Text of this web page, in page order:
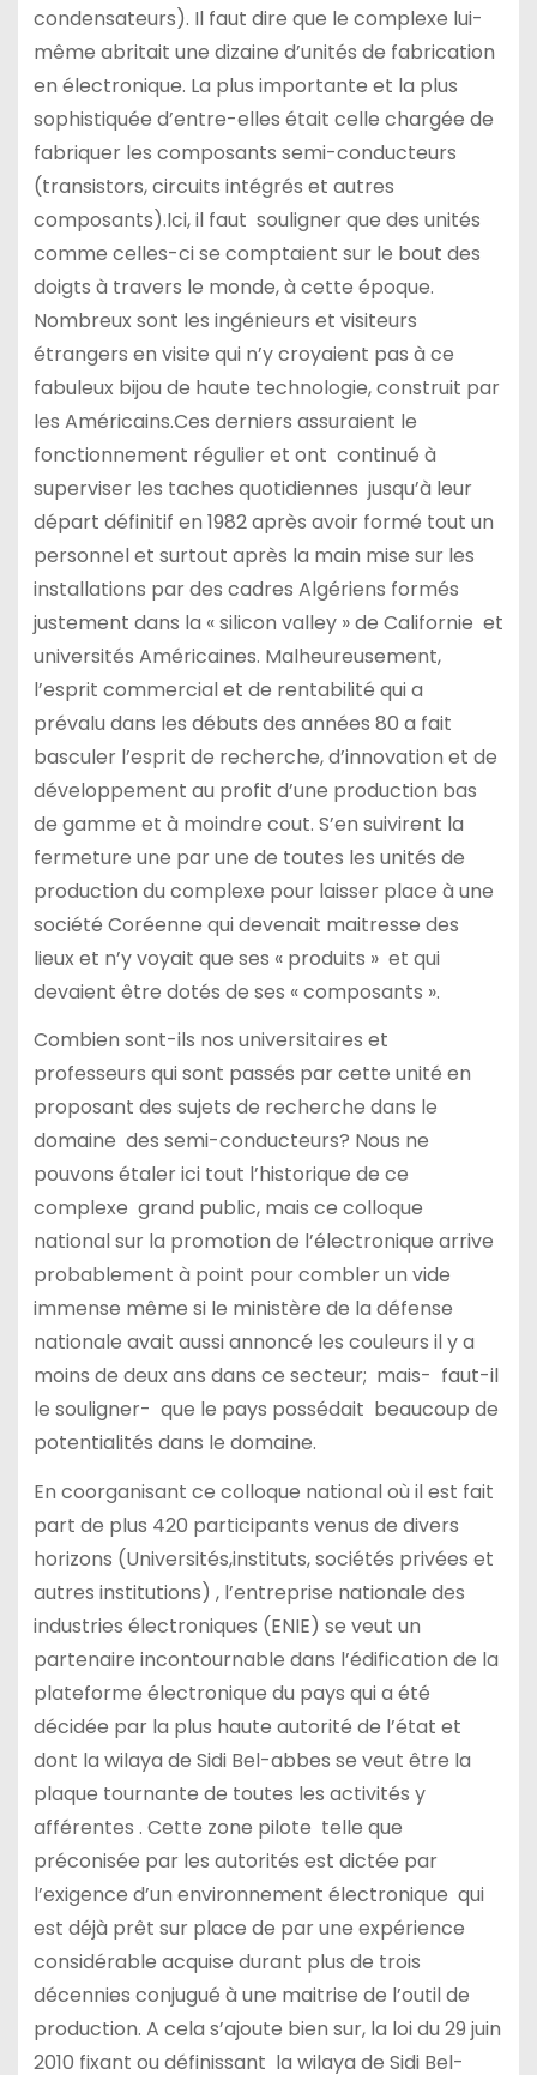
condensateurs). Il faut dire que le complexe lui-
même abritait une dizaine d’unités de fabrication
en électronique. La plus importante et la plus
sophistiquée d’entre-elles était celle chargée de
fabriquer les composants semi-conducteurs
(transistors, circuits intégrés et autres
composants).Ici, il faut souligner que des unités
comme celles-ci se comptaient sur le bout des
doigts à travers le monde, à cette époque.
Nombreux sont les ingénieurs et visiteurs
étrangers en visite qui n’y croyaient pas à ce
fabuleux bijou de haute technologie, construit par
les Américains.Ces derniers assuraient le
fonctionnement régulier et ont continué à
superviser les taches quotidiennes jusqu’à leur
départ définitif en 1982 après avoir formé tout un
personnel et surtout après la main mise sur les
installations par des cadres Algériens formés
justement dans la « silicon valley » de Californie et
universités Américaines. Malheureusement,
l’esprit commercial et de rentabilité qui a
prévalu dans les débuts des années 80 a fait
basculer l’esprit de recherche, d’innovation et de
développement au profit d’une production bas
de gamme et à moindre cout. S’en suivirent la
fermeture une par une de toutes les unités de
production du complexe pour laisser place à une
société Coréenne qui devenait maitresse des
lieux et n’y voyait que ses « produits » et qui
devaient être dotés de ses « composants ».
Combien sont-ils nos universitaires et
professeurs qui sont passés par cette unité en
proposant des sujets de recherche dans le
domaine des semi-conducteurs? Nous ne
pouvons étaler ici tout l’historique de ce
complexe grand public, mais ce colloque
national sur la promotion de l’électronique arrive
probablement à point pour combler un vide
immense même si le ministère de la défense
nationale avait aussi annoncé les couleurs il y a
moins de deux ans dans ce secteur; mais- faut-il
le souligner- que le pays possédait beaucoup de
potentialités dans le domaine.
En coorganisant ce colloque national où il est fait
part de plus 420 participants venus de divers
horizons (Universités,instituts, sociétés privées et
autres institutions) , l’entreprise nationale des
industries électroniques (ENIE) se veut un
partenaire incontournable dans l’édification de la
plateforme électronique du pays qui a été
décidée par la plus haute autorité de l’état et
dont la wilaya de Sidi Bel-abbes se veut être la
plaque tournante de toutes les activités y
afférentes . Cette zone pilote telle que
préconisée par les autorités est dictée par
l’exigence d’un environnement électronique qui
est déjà prêt sur place de par une expérience
considérable acquise durant plus de trois
décennies conjugué à une maitrise de l’outil de
production. A cela s’ajoute bien sur, la loi du 29 juin
2010 fixant ou définissant la wilaya de Sidi Bel-